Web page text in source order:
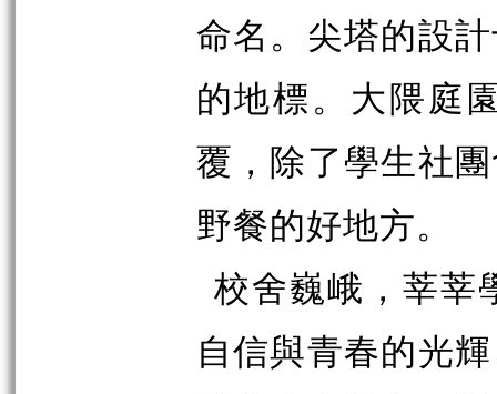
命名。尖塔的設
的地標。大隈庭
覆，除了學生社
野餐的好地方。
校舍巍峨，莘莘
自信與青春的光